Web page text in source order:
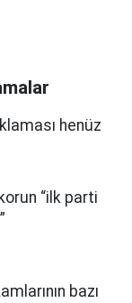
henüz
“ilk parti
bazı